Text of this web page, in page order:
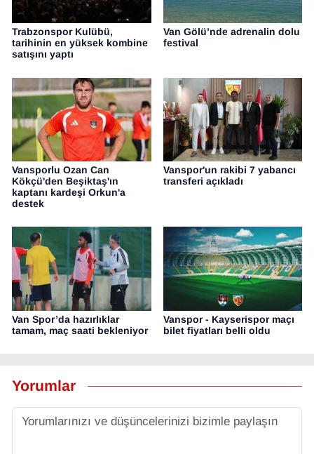
Trabzonspor Kulübü,
tarihinin en yüksek kombine
satışını yaptı
Van Gölü’nde adrenalin dolu
festival
Vansporlu Ozan Can
Kökçü'den Beşiktaş'ın
kaptanı kardeşi Orkun'a
destek
Vanspor'un rakibi 7 yabancı
transferi açıkladı
Van Spor’da hazırlıklar
tamam, maç saati bekleniyor
Vanspor - Kayserispor maçı
bilet fiyatları belli oldu
Yorumlar